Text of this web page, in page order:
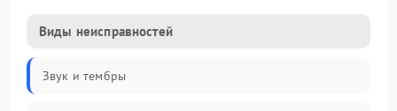
Виды неисправностей
Звук и тембры